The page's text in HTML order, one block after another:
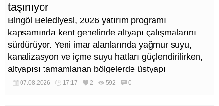
taşınıyor
Bingöl Belediyesi, 2026 yatırım programı
kapsamında kent genelinde altyapı çalışmalarını
sürdürüyor. Yeni imar alanlarında yağmur suyu,
kanalizasyon ve içme suyu hatları güçlendirilirken,
altyapısı tamamlanan bölgelerde üstyapı
düzenlemeleri de eş zamanlı yürütülüyor.
07.08.2026 17:17 2 592 0